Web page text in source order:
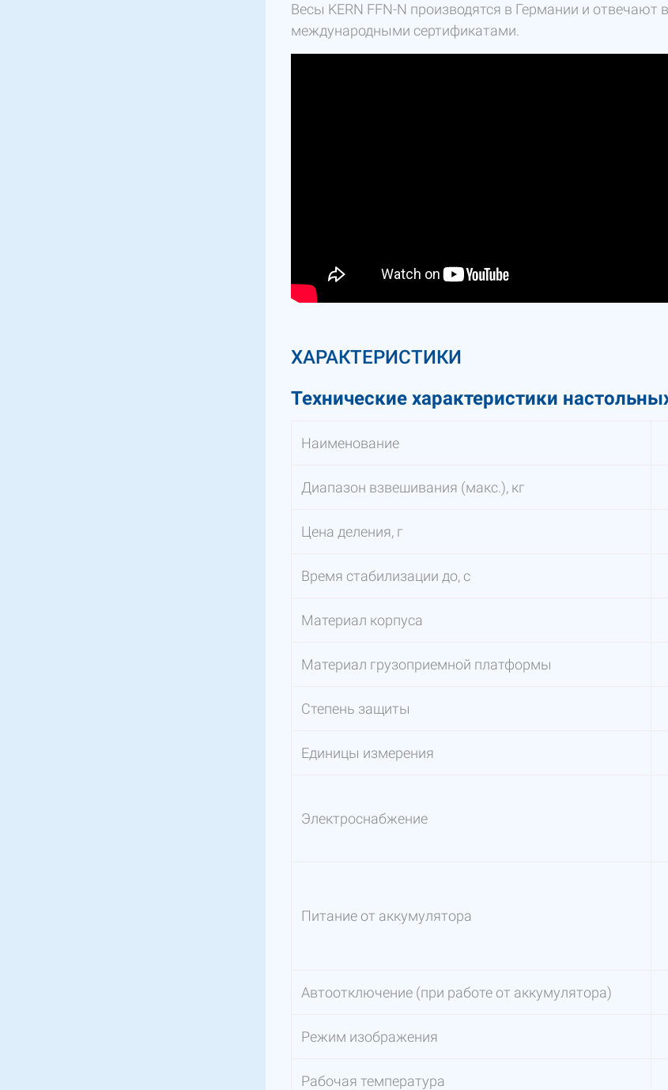
Весы KERN FFN-N производятся в Германии и
международными сертификатами.
ХАРАКТЕРИСТИКИ
Технические характеристики
Наименование
Диапазон взвешивания (макс.), кг
Цена деления, г
Время стабилизации до, с
Материал корпуса
Материал грузоприемной платформы
Степень защиты
Единицы измерения
Электроснабжение
Питание от аккумулятора
Автоотключение (при работе от аккумулятора)
Режим изображения
Рабочая температура